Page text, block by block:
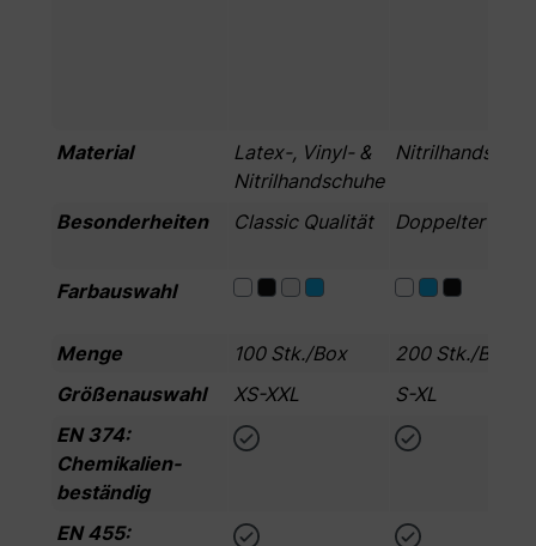
Material
Latex-, Vinyl- &
Nitrilhandschuhe
Besonderheiten Classic Qualität Doppelter
Farbauswahl
Menge 100 Stk./Box
200 Stk./Box
Größenauswahl
XS-XXL
S-XL
EN 374:
Chemikalien­
beständig
EN 455: